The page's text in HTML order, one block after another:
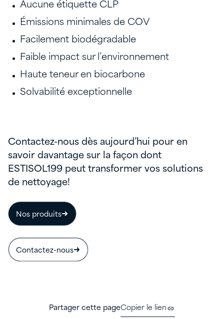
Aucune étiquette CLP
Émissions minimales de COV
Facilement biodégradable
Faible impact sur l’environnement
Haute teneur en biocarbone
Solvabilité exceptionnelle
Contactez-nous dès aujourd’hui pour en
savoir davantage sur la façon dont
ESTISOL199 peut transformer vos solutions
de nettoyage!
Nos produits
Contactez-nous
Partager cette pageCopier le lien